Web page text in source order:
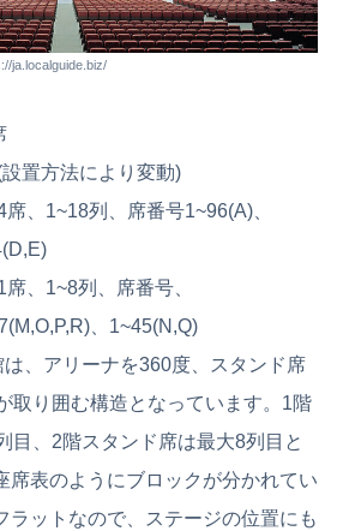
ja.localguide.biz/
置方法により変動)
、1~18列、席番号1~96(A)、
、1~8列、席番号、
、1~45(N,Q)
、アリーナを360度、スタンド席
取り囲む構造となっています。1階
目、2階スタンド席は最大8列目と
席表のようにブロックが分かれてい
ラットなので、ステージの位置にも